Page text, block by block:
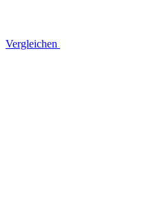
Vergleichen